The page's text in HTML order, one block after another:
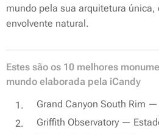
mundo pela sua arquitetura única,
envolvente natural.
Estes são os 10 melhores
mundo elaborada pela iCandy
Grand Canyon South Rim
Griffith Observatory —